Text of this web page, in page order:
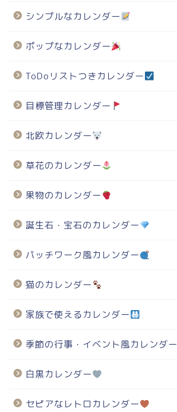
シンプルなカレンダー
ポップなカレンダー
ToDoリストつきカレンダー
目標管理カレンダー
北欧カレンダー
草花のカレンダー
果物のカレンダー
誕生石・宝石のカレンダー
パッチワーク風カレンダー
猫のカレンダー
家族で使えるカレンダー
季節の行事・イベント風カレンダー
白黒カレンダー
セピアなレトロカレンダー